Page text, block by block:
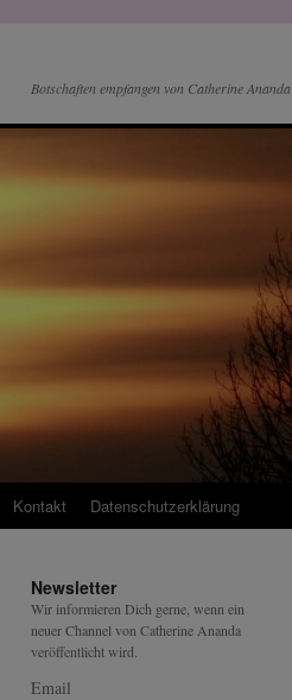
Botschaften empfangen von Catherine Ananda
Kontakt Datenschutz­erklärung
Newsletter
Wir informieren Dich gerne, wenn ein
neuer Channel von Catherine Ananda
veröffentlicht wird.
Email